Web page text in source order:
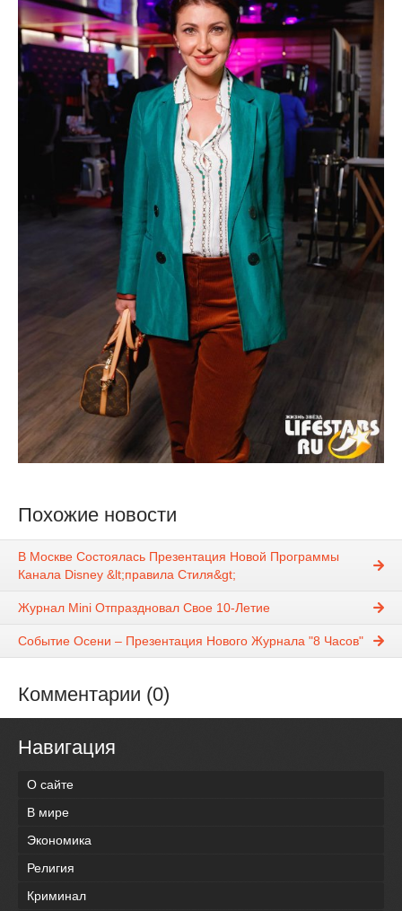
Похожие новости
В Москве Состоялась Презентация Новой Программы
Канала Disney &lt;правила Стиля&gt;
Журнал Mini Отпраздновал Свое 10-Летие
Событие Осени – Презентация Нового Журнала "8 Часов"
Комментарии (0)
Навигация
О сайте
В мире
Экономика
Религия
Криминал